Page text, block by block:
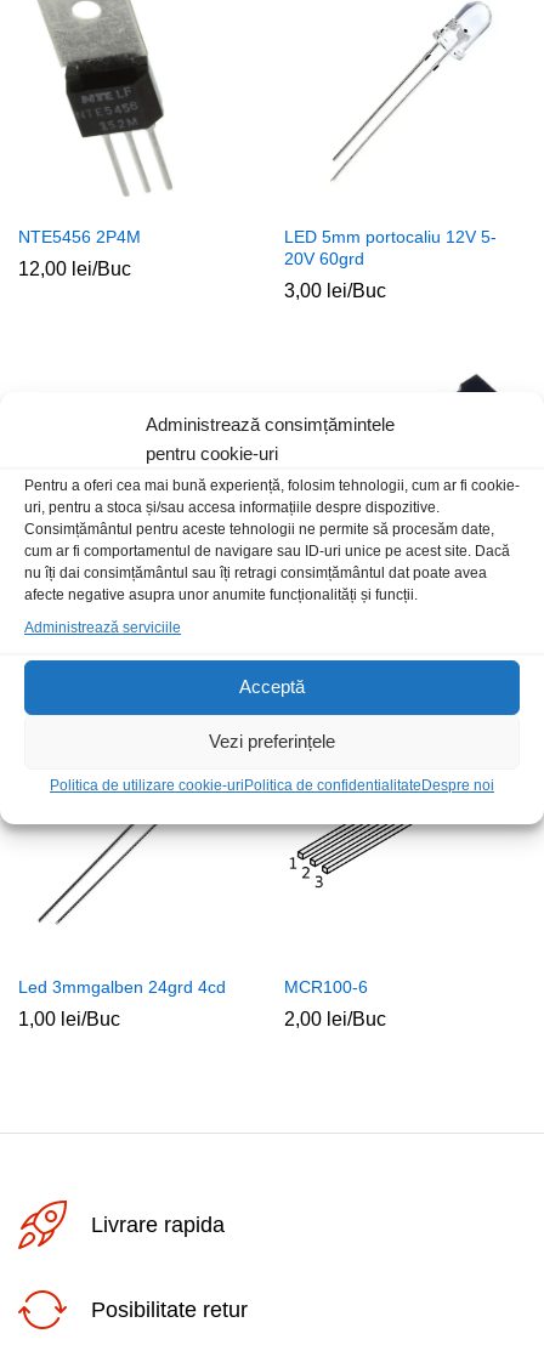
Administrează consimțămintele
pentru cookie-uri
Pentru a oferi cea mai bună experiență, folosim tehnologii, cum ar fi cookie-
uri, pentru a stoca și/sau accesa informațiile despre dispozitive.
Consimțământul pentru aceste tehnologii ne permite să procesăm date,
cum ar fi comportamentul de navigare sau ID-uri unice pe acest site. Dacă
nu îți dai consimțământul sau îți retragi consimțământul dat poate avea
afecte negative asupra unor anumite funcționalități și funcții.
Administrează serviciile
Acceptă
Vezi preferințele
Politica de utilizare cookie-uriPolitica de confidentialitateDespre noi
NTE5456 2P4M
12,00 lei/Buc
LED 5mm portocaliu 12V 5-
20V 60grd
3,00 lei/Buc
termoconductor
2,00lei/Buc
Led 3mmgalben 24grd 4cd
1,00 lei/Buc
MCR100-6
2,00 lei/Buc
Livrare rapida
Posibilitate retur